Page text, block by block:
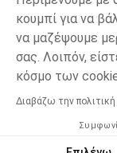
κουμπί για να
να μαζέψουμε
σας. Λοιπόν,
κόσμο των
Διαβάζω την
Γκρι
H Orchestra
μεσολάβησης της